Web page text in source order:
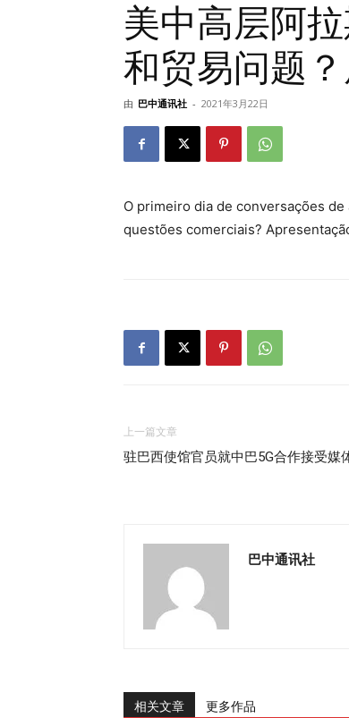
美中高层阿
和贸易问题
由 巴中通讯社 - 2021年3月22日
O primeiro dia de conversações
questões comerciais?
上一篇文章
驻巴西使馆官员就中巴5G合作接受媒
巴中通讯社
相关文章 更多作品